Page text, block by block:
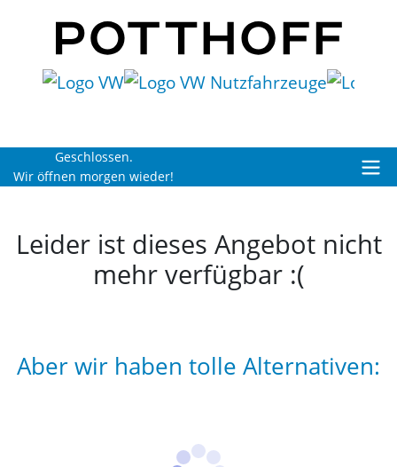
Geschlossen.
Wir öffnen morgen wieder!
Leider ist dieses Angebot nicht
mehr verfügbar :(
Aber wir haben tolle Alternativen: